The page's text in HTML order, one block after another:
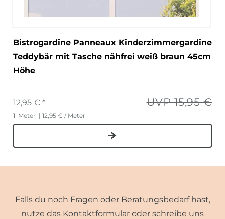
Bistrogardine Panneaux Kinderzimmergardine
Teddybär mit Tasche nähfrei weiß braun 45cm
Höhe
UVP 15,95 €
12,95 € *
1 Meter | 12,95 € / Meter
Falls du noch Fragen oder Beratungsbedarf hast,
nutze das Kontaktformular oder schreibe uns